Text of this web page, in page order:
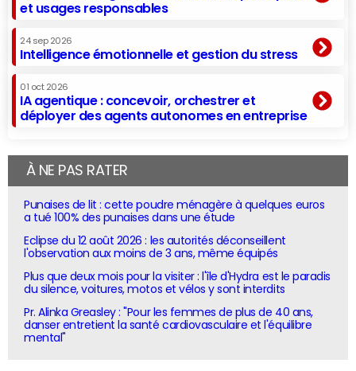
et usages responsables
24 sep 2026
Intelligence émotionnelle et gestion du stress
01 oct 2026
IA agentique : concevoir, orchestrer et
déployer des agents autonomes en entreprise
À NE PAS RATER
Punaises de lit : cette poudre ménagère à quelques euros
a tué 100% des punaises dans une étude
Eclipse du 12 août 2026 : les autorités déconseillent
l'observation aux moins de 3 ans, même équipés
Plus que deux mois pour la visiter : l'île d'Hydra est le paradis
du silence, voitures, motos et vélos y sont interdits
Pr. Alinka Greasley : "Pour les femmes de plus de 40 ans,
danser entretient la santé cardiovasculaire et l'équilibre
mental"